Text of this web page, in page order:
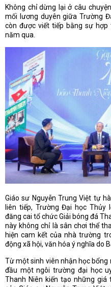
Không chỉ dừng lại ở câu
mối lương duyên giữa Trường
còn được viết tiếp bằng sự hợp
năm qua.
Giáo sư Nguyễn Trung Việt tự
liên tiếp, Trường Đại học Thủy
đăng cai tổ chức Giải bóng đá
này không chỉ là sân chơi thể
hiện cam kết của nhà trường
động xã hội, văn hóa ý nghĩa do
Từ một sinh viên nhận học
đầu một ngôi trường đại học
Thanh Niên kiến tạo những giá